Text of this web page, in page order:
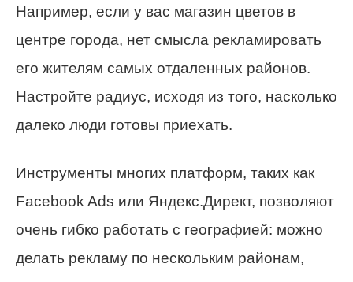
Например, если у вас магазин цветов в
центре города, нет смысла рекламировать
его жителям самых отдаленных районов.
Настройте радиус, исходя из того, насколько
далеко люди готовы приехать.
Инструменты многих платформ, таких как
Facebook Ads или Яндекс.Директ, позволяют
очень гибко работать с географией: можно
делать рекламу по нескольким районам,